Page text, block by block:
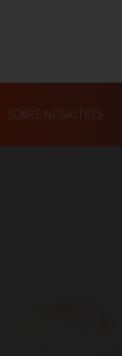
SOBRE NOSALTRES